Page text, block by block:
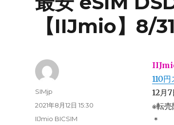
【IIJmio】8/
110
12月
※転
＊
投
稿
SIMjp
投
稿
2021年8月12日 15:30
カ
IIJmio BICSIM